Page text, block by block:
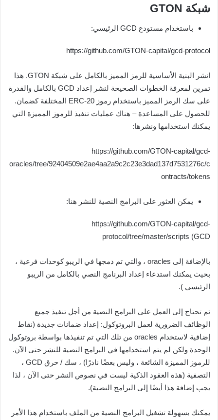
شبكة GTON
باستخدام مستودع GCD الرئيسي:
https://github.com/GTON-capital/gcd-protocol
انشر البنية الأساسية للرمز المميز بالكامل على شبكة GTON. هذا
تمرين لمعرفة الخطوات الصحيحة لنشر إعداد GCD بالكامل والقدرة
على سك الرمز المميز باستخدام رموز ERC-20 المختلفة كضمان.
للحصول على المساعدة – هناك عمليات تنفيذ للرموز المميزة التي
يمكنك استخدامها ونشرها:
https://github.com/GTON-capital/gcd-
oracles/tree/92404509e2ae4aa2a9c2c23e3dad137d7531276c/c
ontracts/tokens
يمكن العثور على البرامج النصية للنشر هنا:
https://github.com/GTON-capital/gcd-
protocol/tree/master/scripts (GCD
بالإضافة إلى oracles ، والتي تم دمجها في الريبو كوحدات فرعية ،
بحيث يمكنك استدعاء إعداد البرنامج النصي بالكامل من الريبو
الرئيسي ).
ثم تحتاج إلى العمل على البرامج النصية من أجل تنفيذ جميع
الوظائف الضرورية لعمل البروتوكول: إعداد ضمانات جديدة (نقاط
إضافية لاستخدام oracles من تلك التي تم تنفيذها بواسطة بروتوكول
الوحدة ولكن لم يتم استخدامها في البرامج النصية للنشر حتى الآن.
للرموز المميزة الشائعة ، وليس بعضًا نادرًا) ، سك / حرق GCD ،
التصفية (هذه العقود الذكية ليست في نصوص النشر حتى الآن ، لذا
يجب إضافة هذا أيضًا إلى البرامج النصية).
يمكنك بسهولة تشغيل البرامج النصية من الملف باستخدام هذا الأمر